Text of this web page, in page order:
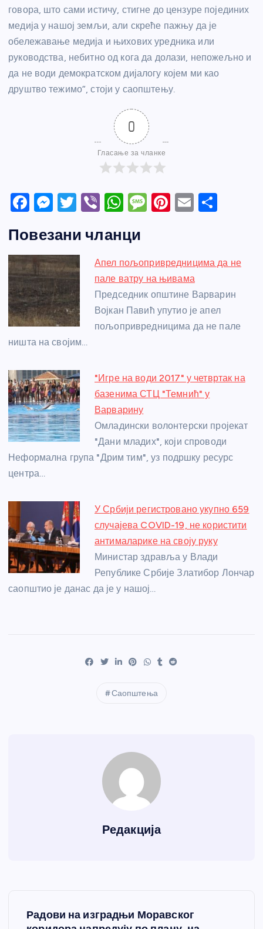
говора, што сами истичу, стигне до цензуре појединих
медија у нашој земљи, али скреће пажњу да је
обележавање медија и њихових уредника или
руководства, небитно од кога да долази, непожељно и
да не води демократском дијалогу којем ми као
друштво тежимо”, стоји у саопштењу.
0
Гласање за чланке
F
c
e
b
o
o
k
M
ss
e
n
g
er
T
itt
er
Vi
er
W
at
s
A
p
p
M
a
g
e
Pi
e
st
E
e
Повезани чланци
Апел пољопривредницима да не
пале ватру на њивама
Председник општине Варварин
Војкан Павић упутио је апел
пољопривредницима да не пале
ништа на својим…
"Игре на води 2017" у четвртак на
базенима СТЦ "Темнић" у
Варварину
Омладински волонтерски пројекат
"Дани младих", који спроводи
Неформална група "Дрим тим", уз подршку ресурс
центра…
У Србији регистровано укупно 659
случајева COVID-19, не користити
антималарике на своју руку
Министар здравља у Влади
Републике Србије Златибор Лончар
саопштио је данас да је у нашој…
Саопштења
Редакција
Радови на изградњи Моравског